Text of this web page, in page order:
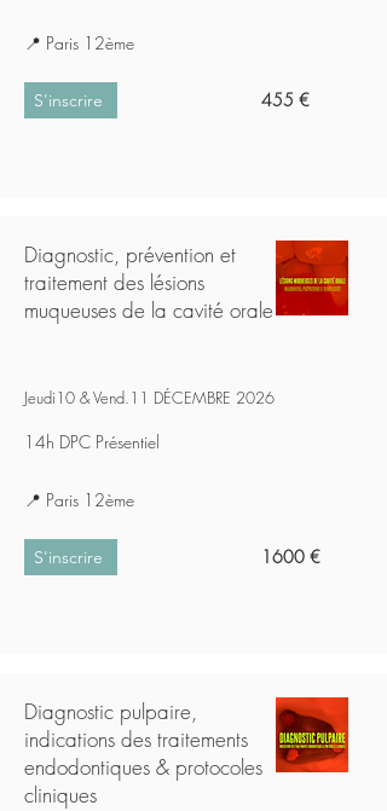
📍 Paris 12ème
S'inscrire 455 €
Diagnostic, prévention et
traitement des lésions
muqueuses de la cavité orale
Jeudi10 & Vend.11 DÉCEMBRE 2026
14h DPC Présentiel
📍 Paris 12ème
S'inscrire 1600 €
Diagnostic pulpaire,
indications des traitements
endodontiques & protocoles
cliniques